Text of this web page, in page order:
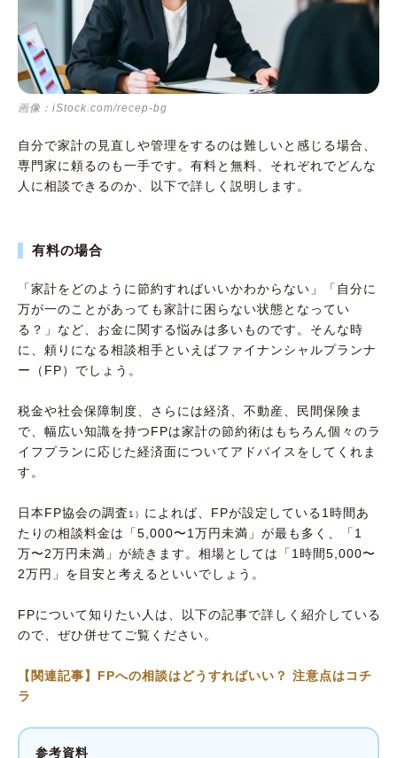
画像：iStock.com/recep-bg
自分で家計の見直しや管理をするのは難しいと感じる場合、
専門家に頼るのも一手です。有料と無料、それぞれでどんな
人に相談できるのか、以下で詳しく説明します。
有料の場合
「家計をどのように節約すればいいかわからない」「自分に
万が一のことがあっても家計に困らない状態となってい
る？」など、お金に関する悩みは多いものです。そんな時
に、頼りになる相談相手といえばファイナンシャルプランナ
ー（FP）でしょう。
税金や社会保障制度、さらには経済、不動産、民間保険ま
で、幅広い知識を持つFPは家計の節約術はもちろん個々のラ
イフプランに応じた経済面についてアドバイスをしてくれま
す。
日本FP協会の調査1） によれば、FPが設定している1時間あ
たりの相談料金は「5,000〜1万円未満」が最も多く、「1
万〜2万円未満」が続きます。相場としては「1時間5,000〜
2万円」を目安と考えるといいでしょう。
FPについて知りたい人は、以下の記事で詳しく紹介している
ので、ぜひ併せてご覧ください。
【関連記事】FPへの相談はどうすればいい？ 注意点はコチ
ラ
参考資料